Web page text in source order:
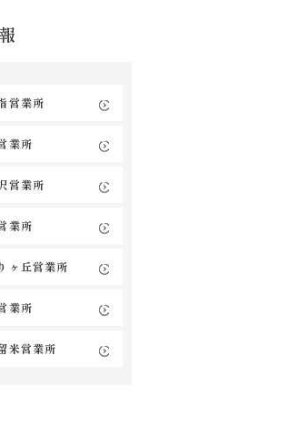
営業所
業所
営業所
業所
ヶ丘営業所
業所
米営業所